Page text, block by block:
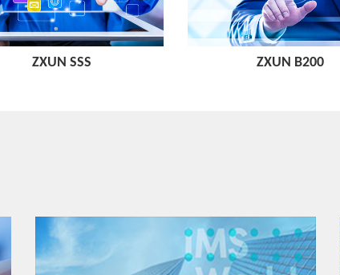
ZXUN SSS ZXUN B200